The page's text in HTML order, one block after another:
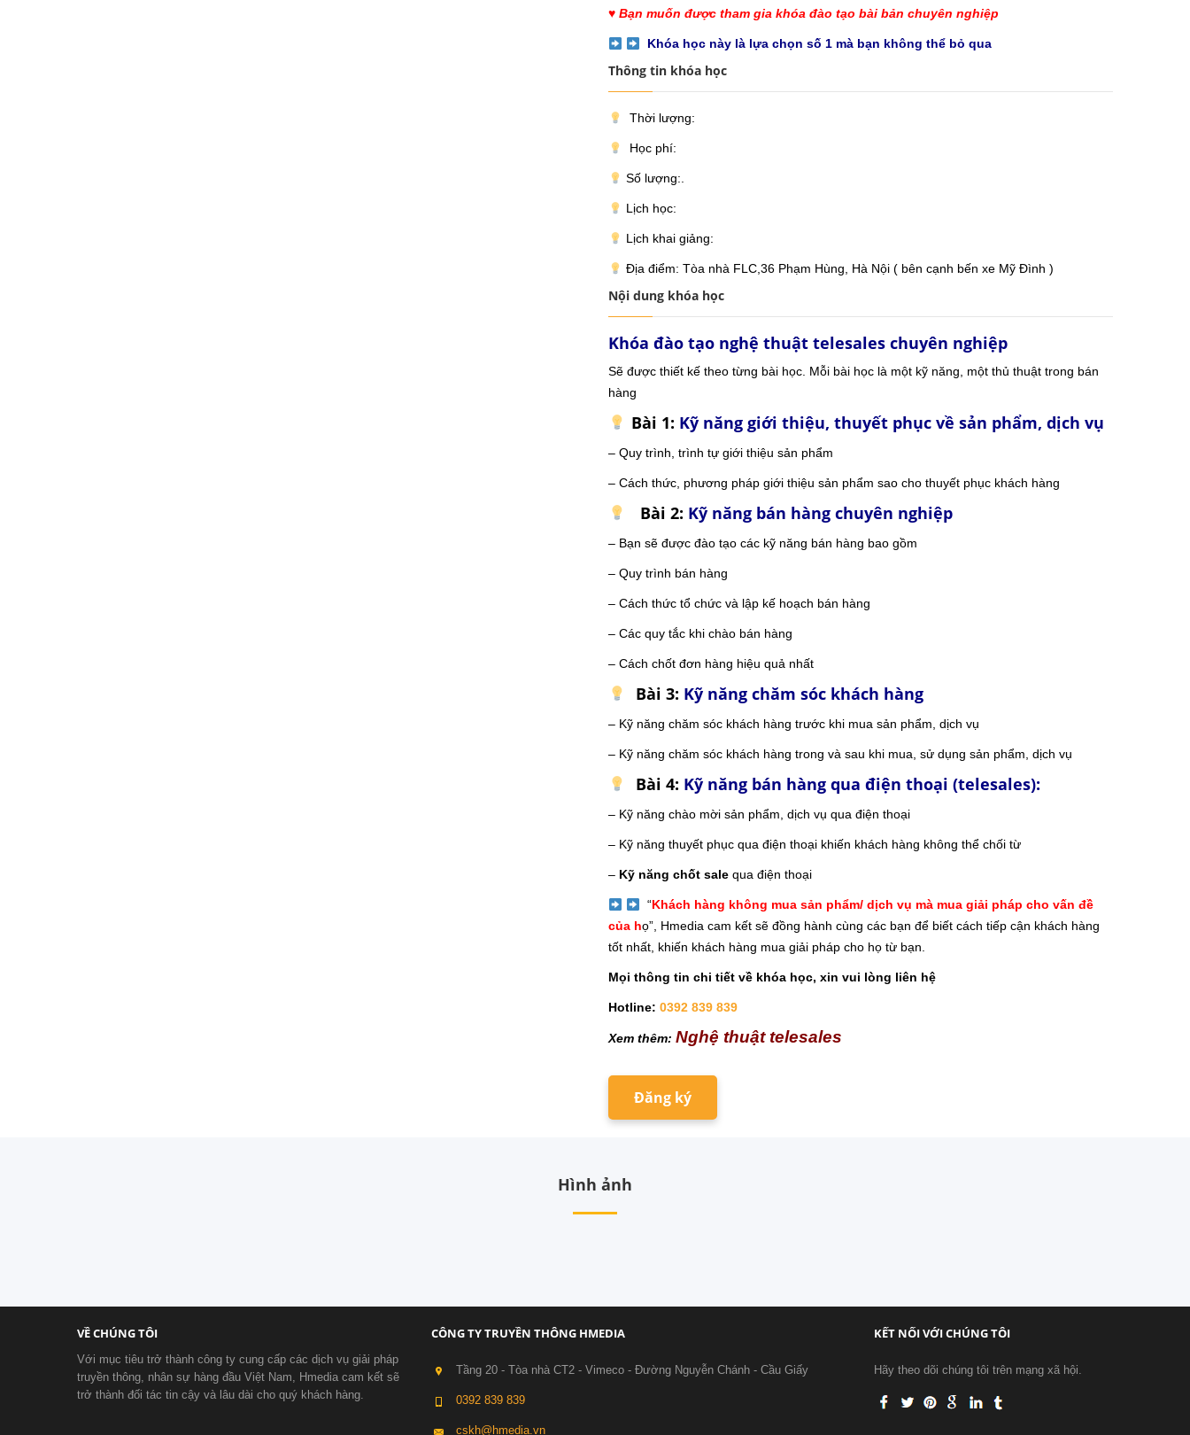
♥ Bạn muốn được tham gia khóa đào tạo bài bản chuyên nghiệp
Khóa học này là lựa chọn số 1 mà bạn không thể bỏ qua
Thông tin khóa học
Thời lượng:
Học phí:
Số lượng:.
Lịch học:
Lịch khai giảng:
Địa điểm: Tòa nhà FLC,36 Phạm Hùng, Hà Nội ( bên cạnh bến xe Mỹ Đình )
Nội dung khóa học
Khóa đào tạo nghệ thuật telesales chuyên nghiệp
Sẽ được thiết kế theo từng bài học. Mỗi bài học là một kỹ năng, một thủ thuật trong bán
hàng
Bài 1: Kỹ năng giới thiệu, thuyết phục về sản phẩm, dịch vụ
– Quy trình, trình tự giới thiệu sản phẩm
– Cách thức, phương pháp giới thiệu sản phẩm sao cho thuyết phục khách hàng
Bài 2: Kỹ năng bán hàng chuyên nghiệp
– Bạn sẽ được đào tạo các kỹ năng bán hàng bao gồm
– Quy trình bán hàng
– Cách thức tổ chức và lập kế hoạch bán hàng
– Các quy tắc khi chào bán hàng
– Cách chốt đơn hàng hiệu quả nhất
Bài 3: Kỹ năng chăm sóc khách hàng
– Kỹ năng chăm sóc khách hàng trước khi mua sản phẩm, dịch vụ
– Kỹ năng chăm sóc khách hàng trong và sau khi mua, sử dụng sản phẩm, dịch vụ
Bài 4: Kỹ năng bán hàng qua điện thoại (telesales):
– Kỹ năng chào mời sản phẩm, dịch vụ qua điện thoại
– Kỹ năng thuyết phục qua điện thoại khiến khách hàng không thể chối từ
– Kỹ năng chốt sale qua điện thoại
“Khách hàng không mua sản phẩm/ dịch vụ mà mua giải pháp cho vấn đề
của họ”, Hmedia cam kết sẽ đồng hành cùng các bạn để biết cách tiếp cận khách hàng
tốt nhất, khiến khách hàng mua giải pháp cho họ từ bạn.
Mọi thông tin chi tiết về khóa học, xin vui lòng liên hệ
Hotline: 0392 839 839
Xem thêm: Nghệ thuật telesales
Đăng ký
Hình ảnh
VỀ CHÚNG TÔI
Với mục tiêu trở thành công ty cung cấp các dịch vụ giải pháp
truyền thông, nhân sự hàng đầu Việt Nam, Hmedia cam kết sẽ
trở thành đối tác tin cậy và lâu dài cho quý khách hàng.
CÔNG TY TRUYỀN THÔNG HMEDIA
Tầng 20 - Tòa nhà CT2 - Vimeco - Đường Nguyễn Chánh - Cầu Giấy
0392 839 839
cskh@hmedia.vn
KẾT NỐI VỚI CHÚNG TÔI
Hãy theo dõi chúng tôi trên mạng xã hội.